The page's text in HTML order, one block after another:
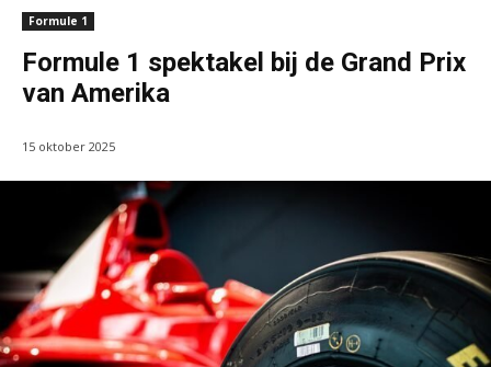
Formule 1
Formule 1 spektakel bij de Grand Prix
van Amerika
15 oktober 2025